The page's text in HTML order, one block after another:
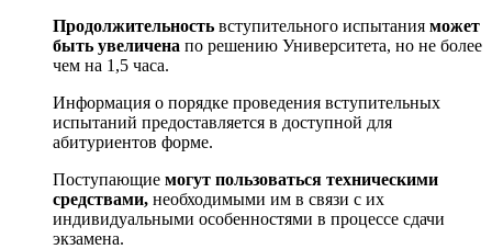
Продолжительность вступительного испытания может
быть увеличена по решению Университета, но не более
чем на 1,5 часа.
Информация о порядке проведения вступительных
испытаний предоставляется в доступной для
абитуриентов форме.
Поступающие могут пользоваться техническими
средствами, необходимыми им в связи с их
индивидуальными особенностями в процессе сдачи
экзамена.